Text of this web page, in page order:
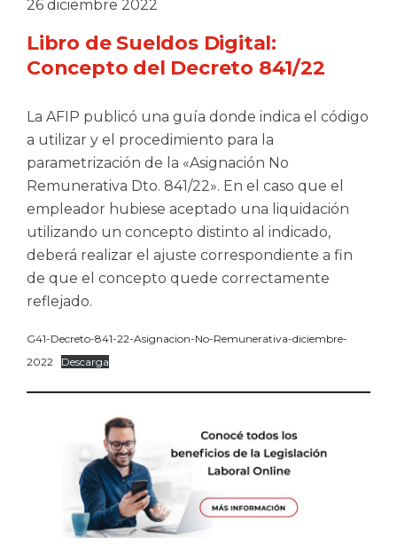
26 diciembre 2022
Libro de Sueldos Digital:
Concepto del Decreto 841/22
La AFIP publicó una guía donde indica el código
a utilizar y el procedimiento para la
parametrización de la «Asignación No
Remunerativa Dto. 841/22». En el caso que el
empleador hubiese aceptado una liquidación
utilizando un concepto distinto al indicado,
deberá realizar el ajuste correspondiente a fin
de que el concepto quede correctamente
reflejado.
G41-Decreto-841-22-Asignacion-No-Remunerativa-diciembre-
2022
Descarga